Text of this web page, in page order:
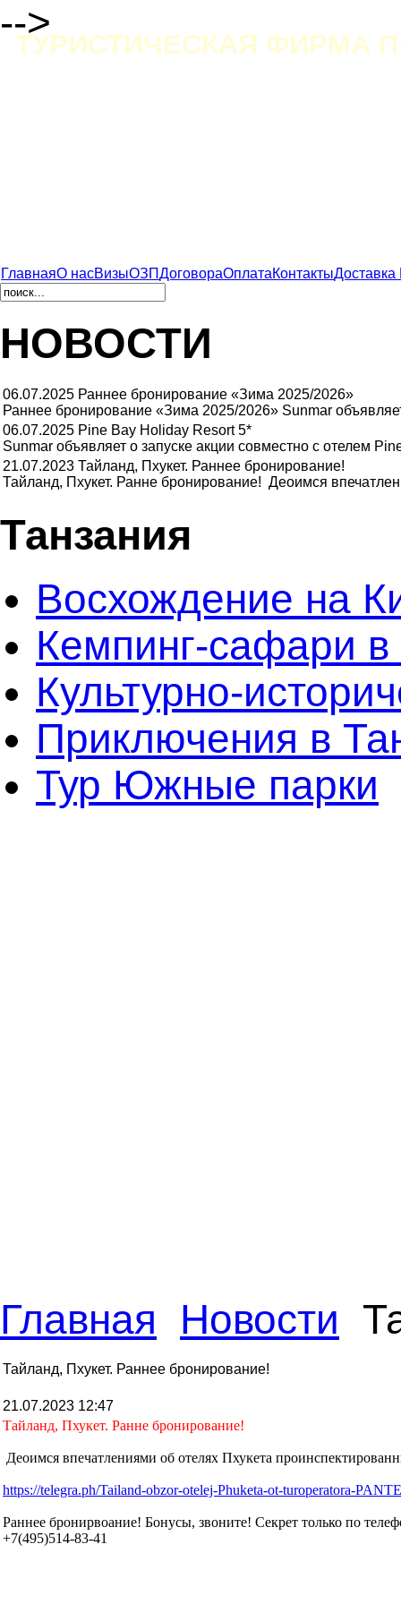
-->
ТУРИСТИЧЕСКАЯ ФИРМА
ГлавнаяО насВизыОЗПДоговораОплатаКонтакты
НОВОСТИ
06.07.2025 Раннее бронирование «Зима 2025/2026»
Раннее бронирование «Зима 2025/2026» Sunmar
06.07.2025 Pine Bay Holiday Resort 5*
Sunmar объявляет о запуске акции совместно c отелем
21.07.2023 Тайланд, Пхукет. Раннее бронирование!
Тайланд, Пхукет. Ранне бронирование! Деоимся
Танзания
Восхождение на
Кемпинг-сафари в
Культурно-
Приключения в
Тур Южные парки
Главная Новости
Тайланд, Пхукет. Раннее бронирование!
21.07.2023 12:47
Тайланд, Пхукет. Ранне бронирование!
Деоимся впечатлениями об отелях Пхукета
https://telegra.ph/Tailand-obzor-otelej-Phuketa-ot-turoperatora-
Раннее бронирвоание! Бонусы, звоните! Секрет только по
+7(495)514-83-41